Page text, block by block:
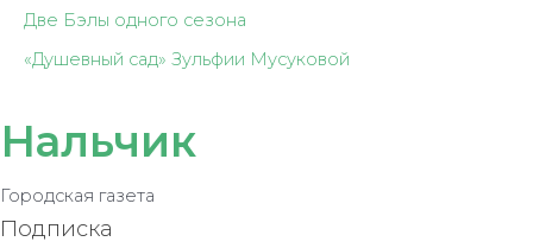
Две Бэлы одного сезона
«Душевный сад» Зульфии Мусуковой
Нальчик
Городская газета
Подписка